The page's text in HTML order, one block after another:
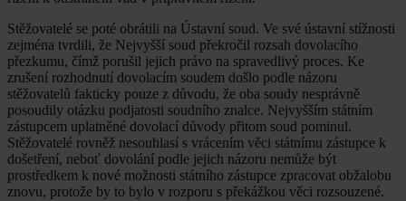
Stěžovatelé se poté obrátili na Ústavní soud. Ve své ústavní stížnosti
zejména tvrdili, že Nejvyšší soud překročil rozsah dovolacího
přezkumu, čímž porušil jejich právo na spravedlivý proces. Ke
zrušení rozhodnutí dovolacím soudem došlo podle názoru
stěžovatelů fakticky pouze z důvodu, že oba soudy nesprávně
posoudily otázku podjatosti soudního znalce. Nejvyšším státním
zástupcem uplatněné dovolací důvody přitom soud pominul.
Stěžovatelé rovněž nesouhlasí s vrácením věci státnímu zástupce k
došetření, neboť dovolání podle jejich názoru nemůže být
prostředkem k nové možnosti státního zástupce zpracovat obžalobu
znovu, protože by to bylo v rozporu s překážkou věci rozsouzené.